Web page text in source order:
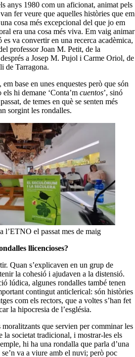
anys 1980 com un aficionat, animat pels
fer veure que aquelles històries que em
cosa més excepcional del que jo em
era una cosa més viva. Em vaig animar
va convertir en una recerca acadèmica,
professor Joan M. Petit, de la
a Josep M. Pujol i Carme Oriol, de
de Tarragona.
base en unes enquestes però que són
hi demane ‘Conta’m cuentos’, sinó
de temes en què se senten més
sorgint les rondalles.
l’ETNO el passat mes de maig
llicencioses?
Quan s’explicaven en un grup de
la cohesió i ajudaven a la distensió.
lúdica, algunes rondalles també tenen
contingut anticlerical: són històries
com els rectors, que a voltes s’han fet
la hipocresia de l’església.
que servien per comminar les
la societat tradicional, i mostrar-les els
hi ha una rondalla que parla d’una
va a viure amb el nuvi; però poc